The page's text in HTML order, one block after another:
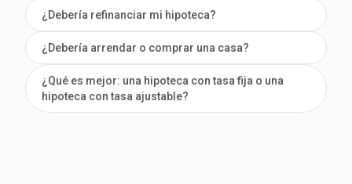
¿Debería refinanciar mi hipoteca?
¿Debería arrendar o comprar una casa?
¿Qué es mejor: una hipoteca con tasa fija o una
hipoteca con tasa ajustable?